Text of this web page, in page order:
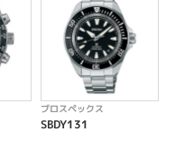
プロスペックス
SBDY131